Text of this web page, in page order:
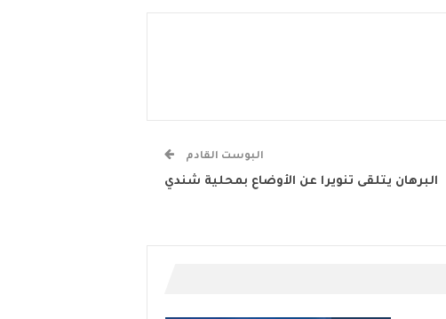
البوست القادم
البرهان يتلقى تنويرا عن الأوضاع بمحلية شندي